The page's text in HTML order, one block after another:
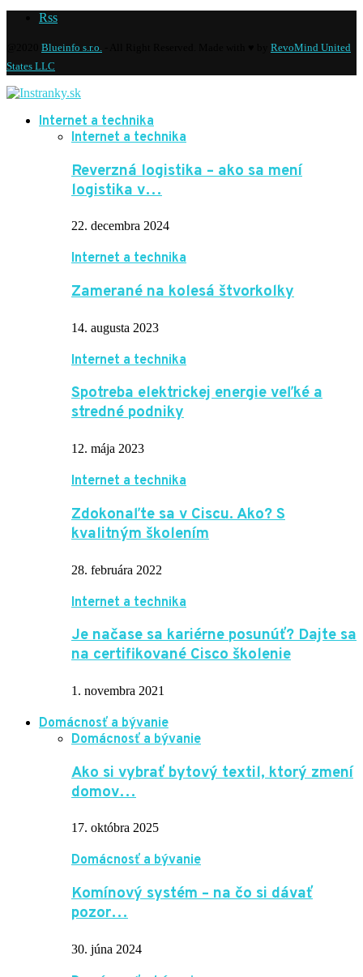
Rss
Blueinfo s.r.o.
RevoMind United
States LLC
Internet a technika
Internet a technika
Reverzná logistika – ako sa mení
logistika v…
22. decembra 2024
Internet a technika
Zamerané na kolesá štvorkolky
14. augusta 2023
Internet a technika
Spotreba elektrickej energie veľké a
stredné podniky
12. mája 2023
Internet a technika
Zdokonaľte sa v Ciscu. Ako? S
kvalitným školením
28. februára 2022
Internet a technika
Je načase sa kariérne posunúť? Dajte sa
na certifikované Cisco školenie
1. novembra 2021
Domácnosť a bývanie
Domácnosť a bývanie
Ako si vybrať bytový textil, ktorý zmení
domov…
17. októbra 2025
Domácnosť a bývanie
Komínový systém – na čo si dávať
pozor…
30. júna 2024